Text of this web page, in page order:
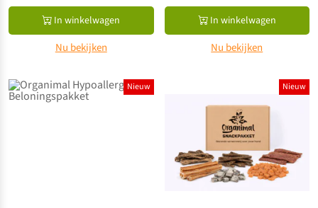
In winkelwagen
Nu bekijken
In winkelwagen
Nu bekijken
Nieuw Nieuw